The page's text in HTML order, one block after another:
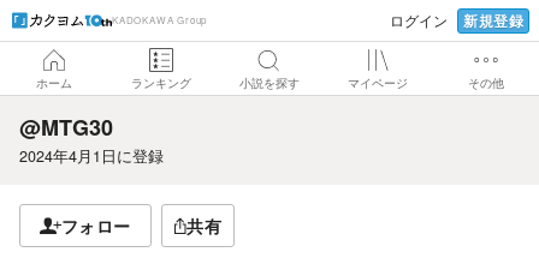
KADOKAWA Group ログイン 新規登録
ホーム ランキング 小説を探す マイページ その他
@MTG30
2024年4月1日に登録
フォロー 共有